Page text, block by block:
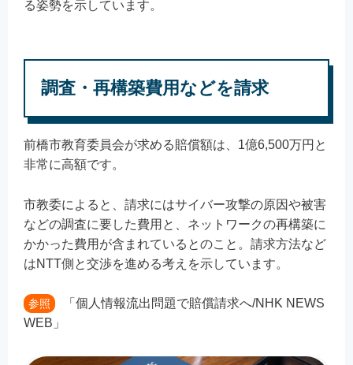
る姿勢を示しています。
調査・再構築費用などを請求
前橋市教育委員会が求める賠償額は、1億6,500万円と
非常に高額です。
市教委によると、請求にはサイバー攻撃の原因や被害
などの調査に要した費用と、ネットワークの再構築に
かかった費用が含まれているとのこと。請求方法など
はNTT側と交渉を進める考えを示しています。
参照
「個人情報流出問題で賠償請求へ/NHK NEWS
WEB」